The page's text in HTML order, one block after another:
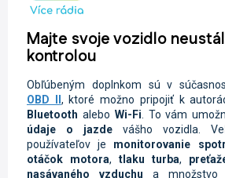
Majte svoje vozidlo
kontrolou
Obľúbeným doplnkom sú v
OBD II , ktoré možno pripojiť k
Bluetooth alebo Wi-Fi. To vám
údaje o jazde vášho vozidla.
používateľov je monitorovanie
otáčok motora, tlaku turba,
nasávaného vzduchu a množstvo